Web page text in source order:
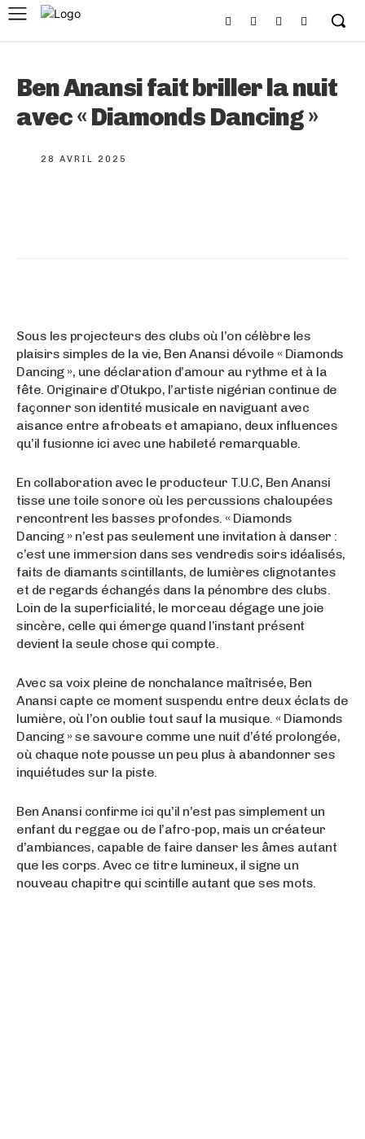
Ben Anansi fait briller la nuit
avec « Diamonds Dancing »
28 AVRIL 2025
Sous les projecteurs des clubs où l’on célèbre les
plaisirs simples de la vie, Ben Anansi dévoile « Diamonds
Dancing », une déclaration d’amour au rythme et à la
fête. Originaire d’Otukpo, l’artiste nigérian continue de
façonner son identité musicale en naviguant avec
aisance entre afrobeats et amapiano, deux influences
qu’il fusionne ici avec une habileté remarquable.
En collaboration avec le producteur T.U.C, Ben Anansi
tisse une toile sonore où les percussions chaloupées
rencontrent les basses profondes. « Diamonds
Dancing » n’est pas seulement une invitation à danser :
c’est une immersion dans ses vendredis soirs idéalisés,
faits de diamants scintillants, de lumières clignotantes
et de regards échangés dans la pénombre des clubs.
Loin de la superficialité, le morceau dégage une joie
sincère, celle qui émerge quand l’instant présent
devient la seule chose qui compte.
Avec sa voix pleine de nonchalance maîtrisée, Ben
Anansi capte ce moment suspendu entre deux éclats de
lumière, où l’on oublie tout sauf la musique. « Diamonds
Dancing » se savoure comme une nuit d’été prolongée,
où chaque note pousse un peu plus à abandonner ses
inquiétudes sur la piste.
Ben Anansi confirme ici qu’il n’est pas simplement un
enfant du reggae ou de l’afro-pop, mais un créateur
d’ambiances, capable de faire danser les âmes autant
que les corps. Avec ce titre lumineux, il signe un
nouveau chapitre qui scintille autant que ses mots.